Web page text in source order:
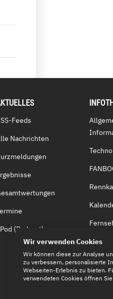
Feeds
Nachrichten
(Podcast)
Wir verwenden Cookies
Wir können diese zur Analyse
zu verbessern, personalisierte
Webseiten-Erlebnis zu bieten.
verwendeten Cookies öffnen